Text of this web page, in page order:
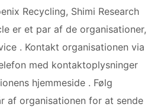
Recycling, Shimi Research
er et par af de organisationer,
. Kontakt organisationen via
med kontaktoplysninger
hjemmeside . Følg
af organisationen for at sende